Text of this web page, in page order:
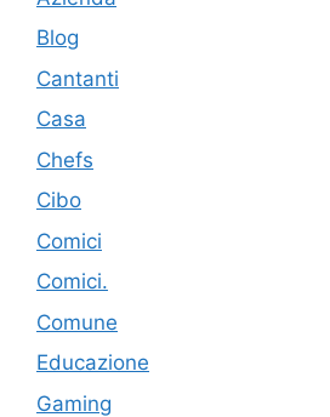
Blog
Cantanti
Casa
Chefs
Cibo
Comici
Comici.
Comune
Educazione
Gaming